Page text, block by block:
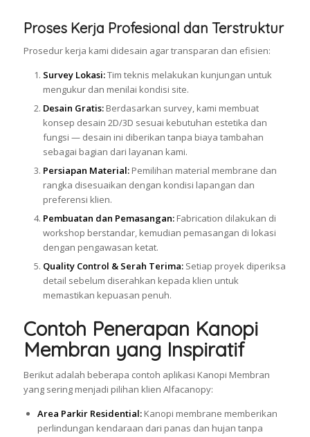
Proses Kerja Profesional dan Terstruktur
Prosedur kerja kami didesain agar transparan dan efisien:
Survey Lokasi:Tim teknis melakukan kunjungan untuk
mengukur dan menilai kondisi site.
Desain Gratis:Berdasarkan survey, kami membuat
konsep desain 2D/3D sesuai kebutuhan estetika dan
fungsi — desain ini diberikan tanpa biaya tambahan
sebagai bagian dari layanan kami.
Persiapan Material:Pemilihan material membrane dan
rangka disesuaikan dengan kondisi lapangan dan
preferensi klien.
Pembuatan dan Pemasangan:Fabrication dilakukan di
workshop berstandar, kemudian pemasangan di lokasi
dengan pengawasan ketat.
Quality Control & Serah Terima:Setiap proyek diperiksa
detail sebelum diserahkan kepada klien untuk
memastikan kepuasan penuh.
Contoh Penerapan Kanopi
Membran yang Inspiratif
Berikut adalah beberapa contoh aplikasi Kanopi Membran
yang sering menjadi pilihan klien Alfacanopy:
Area Parkir Residential:Kanopi membrane memberikan
perlindungan kendaraan dari panas dan hujan tanpa